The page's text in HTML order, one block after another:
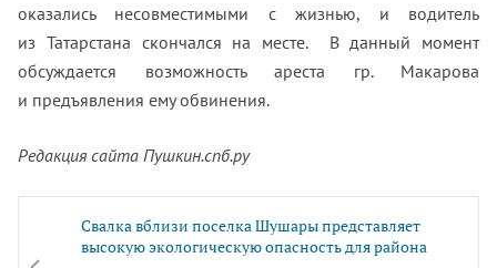
оказались несовместимыми с жизнью, и водитель
из Татарстана скончался на месте. В данный момент
обсуждается возможность ареста гр. Макарова
и предъявления ему обвинения.
Редакция сайта Пушкин.спб.ру
Свалка вблизи поселка Шушары представляет
высокую экологическую опасность для района